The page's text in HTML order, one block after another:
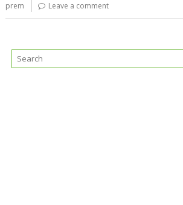
prem
Leave a comment